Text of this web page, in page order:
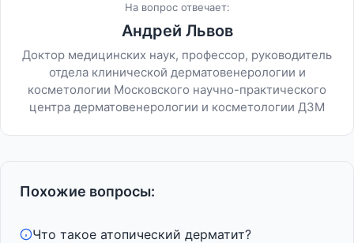
На вопрос отвечает:
Андрей Львов
Доктор медицинских наук, профессор, руководитель
отдела клинической дерматовенерологии и
косметологии Московского научно-практического
центра дерматовенерологии и косметологии ДЗМ
Похожие вопросы:
Что такое атопический дерматит?